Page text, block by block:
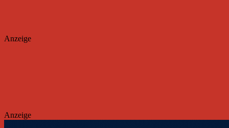
Anzeige
Anzeige